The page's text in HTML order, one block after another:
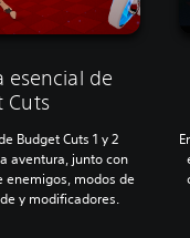
esencial de
Cuts
Budget Cuts 1 y 2
aventura, junto con
enemigos, modos de
y modificadores.